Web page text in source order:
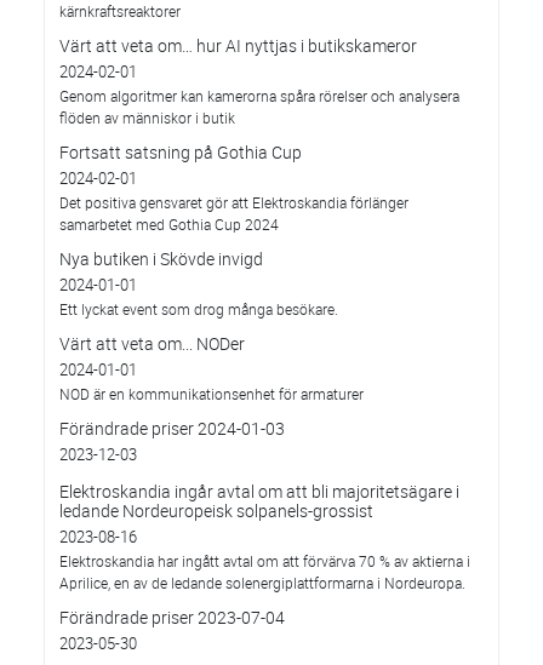
kärnkraftsreaktorer
Värt att veta om… hur AI nyttjas i butikskameror
2024-02-01
Genom algoritmer kan kamerorna spåra rörelser och analysera
flöden av människor i butik
Fortsatt satsning på Gothia Cup
2024-02-01
Det positiva gensvaret gör att Elektroskandia förlänger
samarbetet med Gothia Cup 2024
Nya butiken i Skövde invigd
2024-01-01
Ett lyckat event som drog många besökare.
Värt att veta om... NODer
2024-01-01
NOD är en kommunikationsenhet för armaturer
Förändrade priser 2024-01-03
2023-12-03
Elektroskandia ingår avtal om att bli majoritetsägare i
ledande Nordeuropeisk solpanels-grossist
2023-08-16
Elektroskandia har ingått avtal om att förvärva 70 % av aktierna i
Aprilice, en av de ledande solenergiplattformarna i Nordeuropa.
Förändrade priser 2023-07-04
2023-05-30